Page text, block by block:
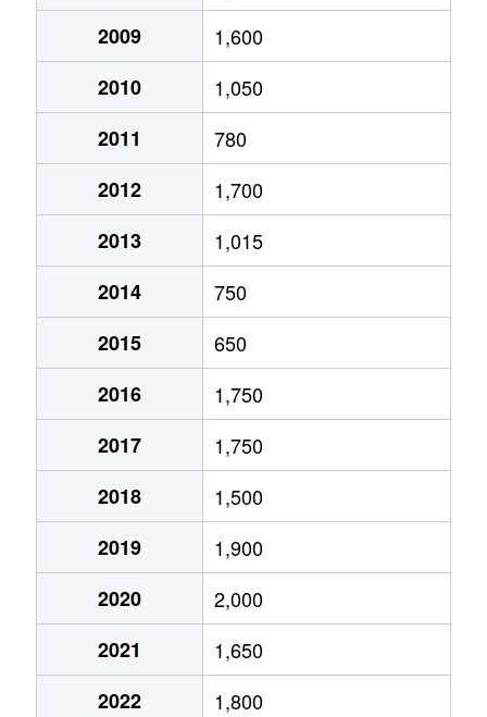
2009
1,600
2010
1,050
2011
780
2012
1,700
2013
1,015
2014
750
2015
650
2016
1,750
2017
1,750
2018
1,500
2019
1,900
2020
2,000
2021
1,650
2022
1,800